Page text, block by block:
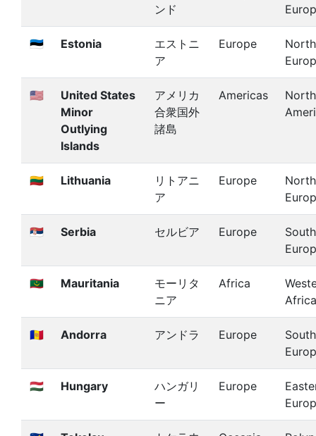
ンド
🇪🇪 Estonia
エストニ
ア
Europe
🇺🇲
United States
Minor
Outlying
Islands
アメリカ
合衆国外
諸島
Americas
🇱🇹 Lithuania
リトアニ
ア
Europe
🇷🇸 Serbia セルビア Europe
🇲🇷 Mauritania
モーリタ
ニア
Africa
Africa
🇦🇩 Andorra アンドラ Europe
🇭🇺 Hungary
ハンガリ
ー
Europe